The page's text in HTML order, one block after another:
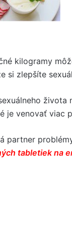
kilogramy
si zlepšíte
je venovať viac
partner
tabletiek na